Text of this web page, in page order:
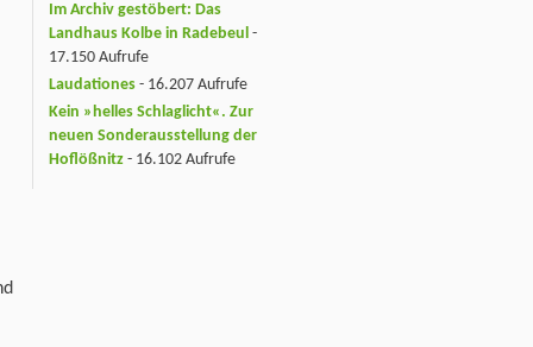
Im Archiv gestöbert: Das
Landhaus Kolbe in Radebeul -
17.150 Aufrufe
Laudationes - 16.207 Aufrufe
Kein »helles Schlaglicht«. Zur
neuen Sonderausstellung der
Hoflößnitz - 16.102 Aufrufe